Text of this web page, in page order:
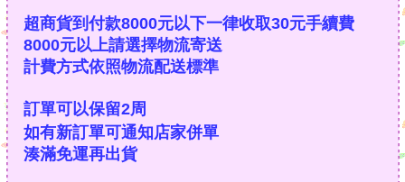
超商貨到付款8000元以下一律收取30元手續費
8000元以上請選擇物流寄送
計費方式依照物流配送標準
訂單可以保留2周
如有新訂單可通知店家併單
湊滿免運再出貨